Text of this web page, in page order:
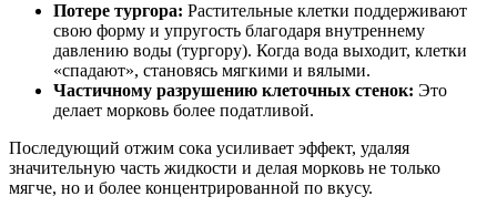
Потере тургора: Растительные клетки поддерживают
свою форму и упругость благодаря внутреннему
давлению воды (тургору). Когда вода выходит, клетки
«спадают», становясь мягкими и вялыми.
Частичному разрушению клеточных стенок: Это
делает морковь более податливой.
Последующий отжим сока усиливает эффект, удаляя
значительную часть жидкости и делая морковь не только
мягче, но и более концентрированной по вкусу.